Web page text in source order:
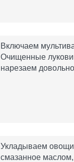
Включаем
Очищенные
нарезаем
Укладываем овощи
смазанное